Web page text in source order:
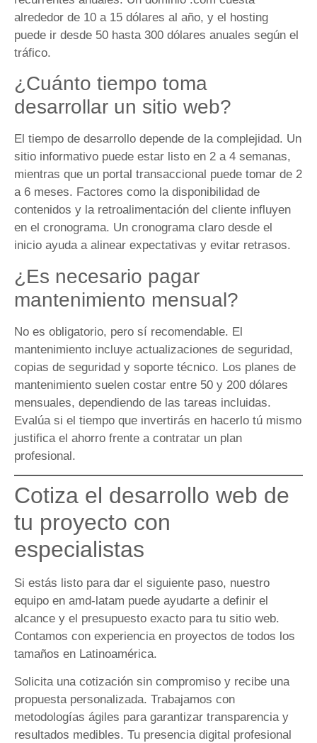
alrededor de 10 a 15 dólares al año, y el hosting
puede ir desde 50 hasta 300 dólares anuales según el
tráfico.
¿Cuánto tiempo toma
desarrollar un sitio web?
El tiempo de desarrollo depende de la complejidad. Un
sitio informativo puede estar listo en 2 a 4 semanas,
mientras que un portal transaccional puede tomar de 2
a 6 meses. Factores como la disponibilidad de
contenidos y la retroalimentación del cliente influyen
en el cronograma. Un cronograma claro desde el
inicio ayuda a alinear expectativas y evitar retrasos.
¿Es necesario pagar
mantenimiento mensual?
No es obligatorio, pero sí recomendable. El
mantenimiento incluye actualizaciones de seguridad,
copias de seguridad y soporte técnico. Los planes de
mantenimiento suelen costar entre 50 y 200 dólares
mensuales, dependiendo de las tareas incluidas.
Evalúa si el tiempo que invertirás en hacerlo tú mismo
justifica el ahorro frente a contratar un plan
profesional.
Cotiza el desarrollo web de
tu proyecto con
especialistas
Si estás listo para dar el siguiente paso, nuestro
equipo en amd-latam puede ayudarte a definir el
alcance y el presupuesto exacto para tu sitio web.
Contamos con experiencia en proyectos de todos los
tamaños en Latinoamérica.
Solicita una cotización sin compromiso y recibe una
propuesta personalizada. Trabajamos con
metodologías ágiles para garantizar transparencia y
resultados medibles. Tu presencia digital profesional